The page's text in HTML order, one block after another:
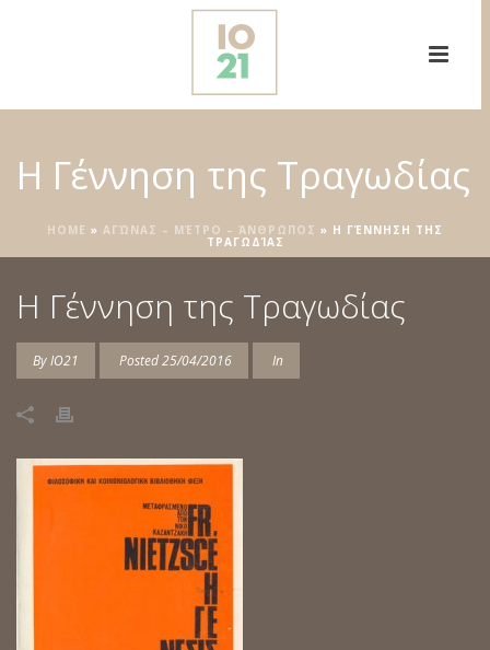
Η Γέννηση της Τραγωδίας
HOME » ΑΓΏΝΑΣ – ΜΈΤΡΟ – ΆΝΘΡΩΠΟΣ » Η ΓΈΝΝΗΣΗ ΤΗΣ
ΤΡΑΓΩΔΊΑΣ
Η Γέννηση της Τραγωδίας
ByIO21 Posted25/04/2016 In